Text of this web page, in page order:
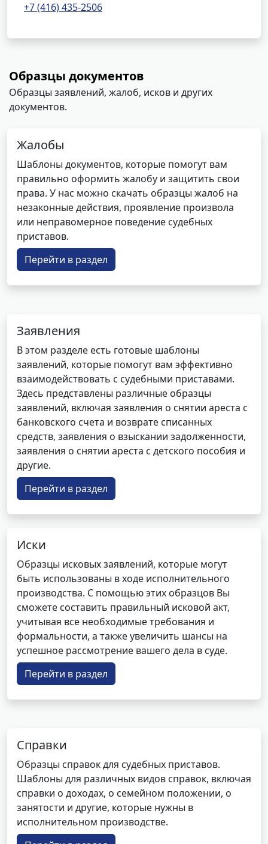
+7 (416) 435-2506
Образцы документов
Образцы заявлений, жалоб, исков и других
документов.
Жалобы
Шаблоны документов, которые помогут вам
правильно оформить жалобу и защитить свои
права. У нас можно скачать образцы жалоб на
незаконные действия, проявление произвола
или неправомерное поведение судебных
приставов.
Перейти в раздел
Заявления
В этом разделе есть готовые шаблоны
заявлений, которые помогут вам эффективно
взаимодействовать с судебными приставами.
Здесь представлены различные образцы
заявлений, включая заявления о снятии ареста с
банковского счета и возврате списанных
средств, заявления о взыскании задолженности,
заявления о снятии ареста с детского пособия и
другие.
Перейти в раздел
Иски
Образцы исковых заявлений, которые могут
быть использованы в ходе исполнительного
производства. С помощью этих образцов Вы
сможете составить правильный исковой акт,
учитывая все необходимые требования и
формальности, а также увеличить шансы на
успешное рассмотрение вашего дела в суде.
Перейти в раздел
Справки
Образцы справок для судебных приставов.
Шаблоны для различных видов справок, включая
справки о доходах, о семейном положении, о
занятости и другие, которые нужны в
исполнительном производстве.